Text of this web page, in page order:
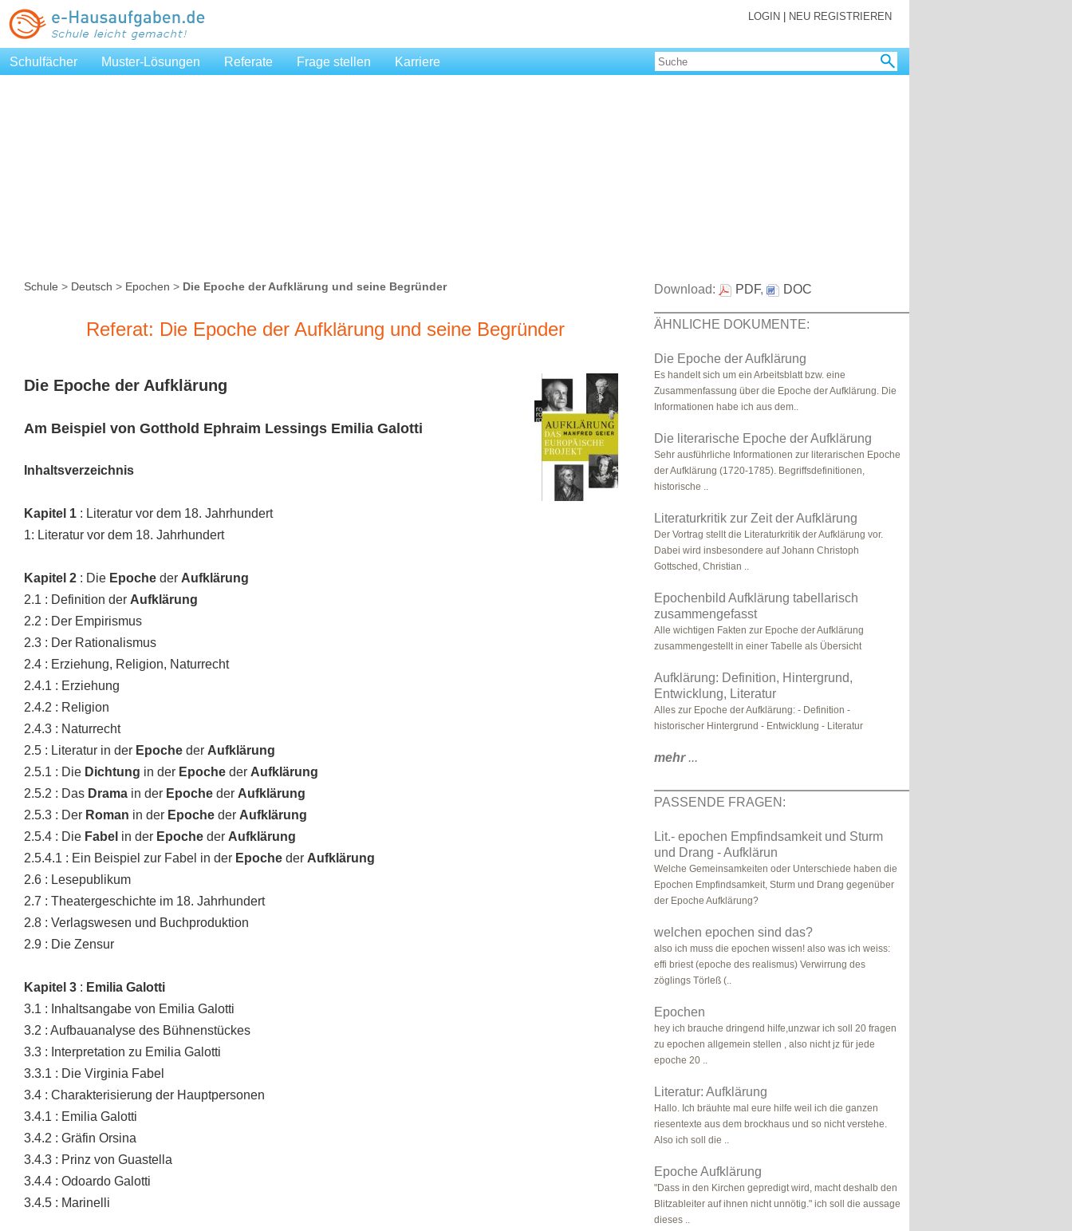
LOGIN NEU REGISTRIEREN
Schulfächer Muster-Lösungen Referate Frage stellen Karriere
Schule > Deutsch > Epochen > Die Epoche der Aufklärung und seine Begründer
Referat: Die Epoche der Aufklärung und seine Begründer
Die Epoche der Aufklärung
Am Beispiel von Gotthold Ephraim Lessings Emilia Galotti
Inhaltsverzeichnis
Kapitel 1 : Literatur vor dem 18. Jahrhundert
1: Literatur vor dem 18. Jahrhundert
Kapitel 2 : Die Epoche der Aufklärung
2.1 : Definition der Aufklärung
2.2 : Der Empirismus
2.3 : Der Rationalismus
2.4 : Erziehung, Religion, Naturrecht
2.4.1 : Erziehung
2.4.2 : Religion
2.4.3 : Naturrecht
2.5 : Literatur in der Epoche der Aufklärung
2.5.1 : Die Dichtung in der Epoche der Aufklärung
2.5.2 : Das Drama in der Epoche der Aufklärung
2.5.3 : Der Roman in der Epoche der Aufklärung
2.5.4 : Die Fabel in der Epoche der Aufklärung
2.5.4.1 : Ein Beispiel zur Fabel in der Epoche der Aufklärung
2.6 : Lesepublikum
2.7 : Theatergeschichte im 18. Jahrhundert
2.8 : Verlagswesen und Buchproduktion
2.9 : Die Zensur
Kapitel 3 : Emilia Galotti
3.1 : Inhaltsangabe von Emilia Galotti
3.2 : Aufbauanalyse des Bühnenstückes
3.3 : Interpretation zu Emilia Galotti
3.3.1 : Die Virginia Fabel
3.4 : Charakterisierung der Hauptpersonen
3.4.1 : Emilia Galotti
3.4.2 : Gräfin Orsina
3.4.3 : Prinz von Guastella
3.4.4 : Odoardo Galotti
3.4.5 : Marinelli
Download: PDF, DOC
ÄHNLICHE DOKUMENTE:
Die Epoche der Aufklärung
Es handelt sich um ein Arbeitsblatt bzw. eine
Zusammenfassung über die Epoche der Aufklärung. Die
Informationen habe ich aus dem..
Die literarische Epoche der Aufklärung
Sehr ausführliche Informationen zur literarischen Epoche
der Aufklärung (1720-1785). Begriffsdefinitionen,
historische ..
Literaturkritik zur Zeit der Aufklärung
Der Vortrag stellt die Literaturkritik der Aufklärung vor.
Dabei wird insbesondere auf Johann Christoph
Gottsched, Christian ..
Epochenbild Aufklärung tabellarisch
zusammengefasst
Alle wichtigen Fakten zur Epoche der Aufklärung
zusammengestellt in einer Tabelle als Übersicht
Aufklärung: Definition, Hintergrund,
Entwicklung, Literatur
Alles zur Epoche der Aufklärung: - Definition -
historischer Hintergrund - Entwicklung - Literatur
mehr...
PASSENDE FRAGEN:
Lit.- epochen Empfindsamkeit und Sturm
und Drang - Aufklärun
Welche Gemeinsamkeiten oder Unterschiede haben die
Epochen Empfindsamkeit, Sturm und Drang gegenüber
der Epoche Aufklärung?
welchen epochen sind das?
also ich muss die epochen wissen! also was ich weiss:
effi briest (epoche des realismus) Verwirrung des
zöglings Törleß (..
Epochen
hey ich brauche dringend hilfe,unzwar ich soll 20 fragen
zu epochen allgemein stellen , also nicht jz für jede
epoche 20 ..
Literatur: Aufklärung
Hallo. Ich bräuhte mal eure hilfe weil ich die ganzen
riesentexte aus dem brockhaus und so nicht verstehe.
Also ich soll die ..
Epoche Aufklärung
"Dass in den Kirchen gepredigt wird, macht deshalb den
Blitzableiter auf ihnen nicht unnötig." ich soll die aussage
dieses ..